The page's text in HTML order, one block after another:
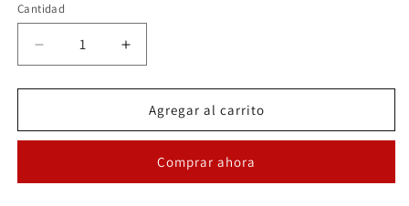
Cantidad
Reducir
cantidad
para
LV
Aumentar
cantidad
para
Tenis
LV
Agregar al carrito
Comprar ahora